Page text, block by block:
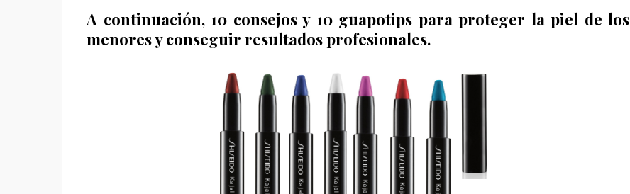
A continuación, 10 consejos y 10 guapotips para proteger la piel de los
menores y conseguir resultados profesionales.